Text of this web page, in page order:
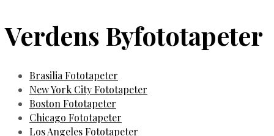
Verdens Byfototapeter
Brasilia Fototapeter
New York City Fototapeter
Boston Fototapeter
Chicago Fototapeter
Los Angeles Fototapeter